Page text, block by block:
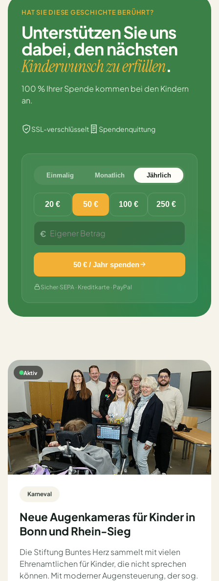
HAT SIE DIESE GESCHICHTE BERÜHRT?
Unterstützen Sie uns
dabei,den nächsten
Kinderwunsch zu erfüllen.
100 % Ihrer Spende kommen bei den Kindern
an.
SSL-verschlüsselt Spendenquittung
Einmalig Monatlich Jährlich
20 € 50 € 100 € 250 €
€
50 € / Jahr spenden
Sicher·SEPA · Kreditkarte · PayPal
Aktiv
Karneval
Neue Augenkameras für Kinder in
Bonn und Rhein-Sieg
Die Stiftung Buntes Herz sammelt mit vielen
Ehrenamtlichen für Kinder, die nicht sprechen
können. Mit moderner Augensteuerung, der sog.